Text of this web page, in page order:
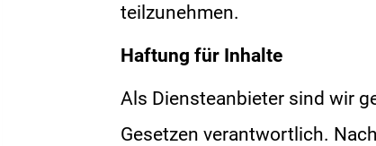
teilzunehmen.
Haftung für Inhalte
Als Diensteanbieter sind wir
Gesetzen verantwortlich.